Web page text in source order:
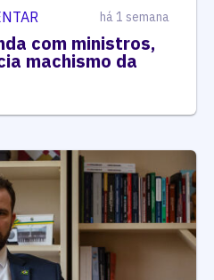
há 1 semana
com ministros,
machismo da